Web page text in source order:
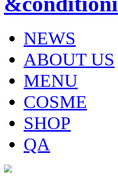
NEWS
ABOUT US
MENU
COSME
SHOP
QA